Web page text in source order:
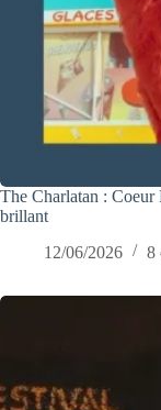
The Charlatan :
brillant
12/06/2026
8